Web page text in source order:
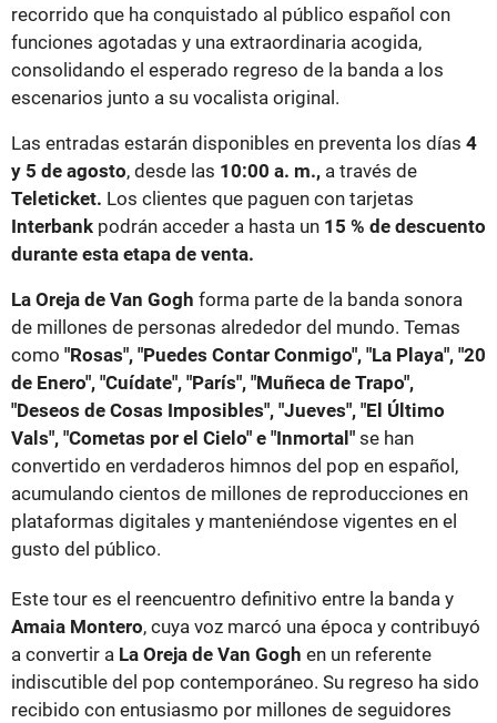
recorrido que ha conquistado al público español con
funciones agotadas y una extraordinaria acogida,
consolidando el esperado regreso de la banda a los
escenarios junto a su vocalista original.
Las entradas estarán disponibles en preventa los días 4
y 5 de agosto, desde las 10:00 a. m., a través de
Teleticket. Los clientes que paguen con tarjetas
Interbank podrán acceder a hasta un 15 % de descuento
durante esta etapa de venta.
La Oreja de Van Gogh forma parte de la banda sonora
de millones de personas alrededor del mundo. Temas
como "Rosas", "Puedes Contar Conmigo", "La Playa", "20
de Enero", "Cuídate", "París", "Muñeca de Trapo",
"Deseos de Cosas Imposibles", "Jueves", "El Último
Vals", "Cometas por el Cielo" e "Inmortal" se han
convertido en verdaderos himnos del pop en español,
acumulando cientos de millones de reproducciones en
plataformas digitales y manteniéndose vigentes en el
gusto del público.
Este tour es el reencuentro definitivo entre la banda y
Amaia Montero, cuya voz marcó una época y contribuyó
a convertir a La Oreja de Van Gogh en un referente
indiscutible del pop contemporáneo. Su regreso ha sido
recibido con entusiasmo por millones de seguidores